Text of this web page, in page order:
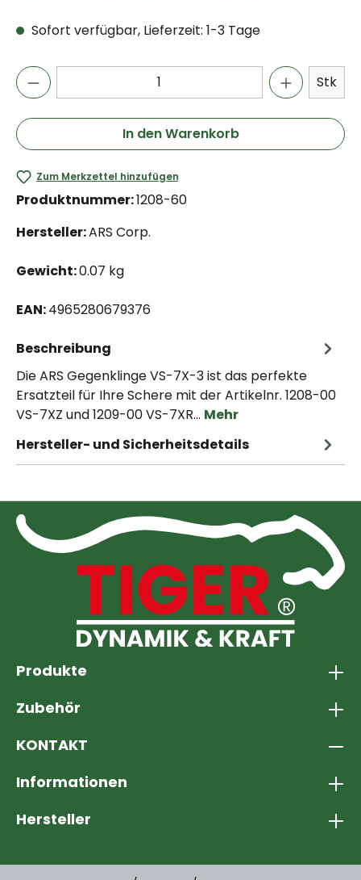
Sofort verfügbar, Lieferzeit: 1-3 Tage
Stk
In den Warenkorb
Zum Merkzettel hinzufügen
Produktnummer:1208-60
Hersteller:ARS Corp.
Gewicht:0.07 kg
EAN:4965280679376
Beschreibung
Die ARS Gegenklinge VS-7X-3 ist das perfekte
Ersatzteil für Ihre Schere mit der Artikelnr. 1208-00
VS-7XZ und 1209-00 VS-7XR… Mehr
Hersteller- und Sicherheitsdetails
Produkte
Zubehör
KONTAKT
Informationen
Hersteller